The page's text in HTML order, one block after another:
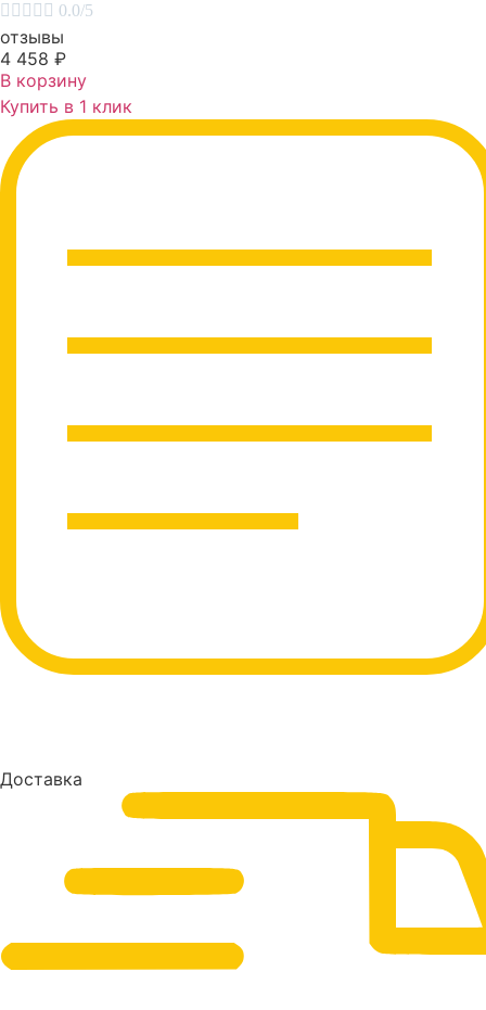
     0.0/5
отзывы
4 458 ₽
В корзину
Купить в 1 клик
Доставка